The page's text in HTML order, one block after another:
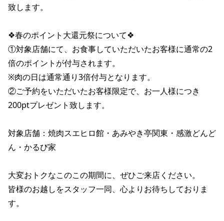
致します。
❖春のポイント大還元祭について❖
①対象店舗にて、お食事していただいたお客様に通常の2
倍のポイントが付与されます。
※肉の日は通常通り3倍付与となります。
②ご予約をいただいたお客様限定で、お一人様につき
200ptプレゼント致します。
対象店舗：焼肉スエヒロ館・あみやき亭関東・感激どんど
ん・かるび家
大変おトクなこのこの期間に、ぜひご来店ください。
皆様のお越しをスタッフ一同、心よりお待ちしておりま
す。